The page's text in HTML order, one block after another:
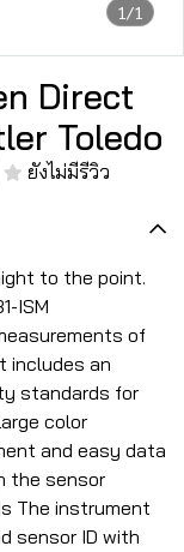
1/1
Direct
Toledo
ยังไม่มีรีวิว
to the point.
ISM
of
includes an
standards for
color
and easy data
the sensor
The instrument
sensor ID with